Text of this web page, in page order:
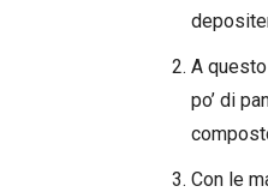
A
po’ di
Con le